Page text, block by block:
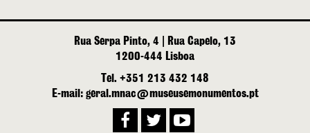
Rua Serpa Pinto, 4 | Rua Capelo, 13
1200-444 Lisboa
Tel. +351 213 432 148
E-mail: geral.mnac@museusemonumentos.pt